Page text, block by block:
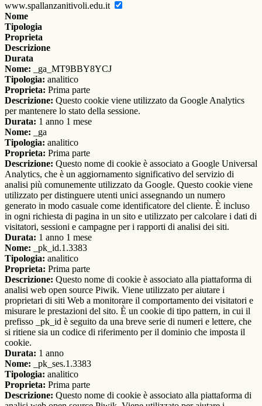
www.spallanzanitivoli.edu.it
Nome
Tipologia
Proprieta
Descrizione
Durata
Nome: _ga_MT9BBY8YCJ
Tipologia: analitico
Proprieta: Prima parte
Descrizione: Questo cookie viene utilizzato da Google Analytics
per mantenere lo stato della sessione.
Durata: 1 anno 1 mese
Nome: _ga
Tipologia: analitico
Proprieta: Prima parte
Descrizione: Questo nome di cookie è associato a Google Universal
Analytics, che è un aggiornamento significativo del servizio di
analisi più comunemente utilizzato da Google. Questo cookie viene
utilizzato per distinguere utenti unici assegnando un numero
generato in modo casuale come identificatore del cliente. È incluso
in ogni richiesta di pagina in un sito e utilizzato per calcolare i dati di
visitatori, sessioni e campagne per i rapporti di analisi dei siti.
Durata: 1 anno 1 mese
Nome: _pk_id.1.3383
Tipologia: analitico
Proprieta: Prima parte
Descrizione: Questo nome di cookie è associato alla piattaforma di
analisi web open source Piwik. Viene utilizzato per aiutare i
proprietari di siti Web a monitorare il comportamento dei visitatori e
misurare le prestazioni del sito. È un cookie di tipo pattern, in cui il
prefisso _pk_id è seguito da una breve serie di numeri e lettere, che
si ritiene sia un codice di riferimento per il dominio che imposta il
cookie.
Durata: 1 anno
Nome: _pk_ses.1.3383
Tipologia: analitico
Proprieta: Prima parte
Descrizione: Questo nome di cookie è associato alla piattaforma di